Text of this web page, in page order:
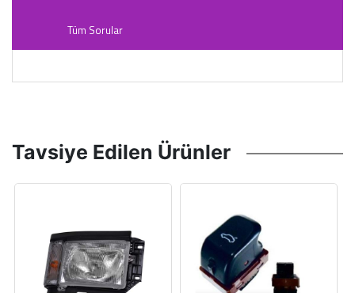
Tüm Sorular
Tavsiye Edilen Ürünler